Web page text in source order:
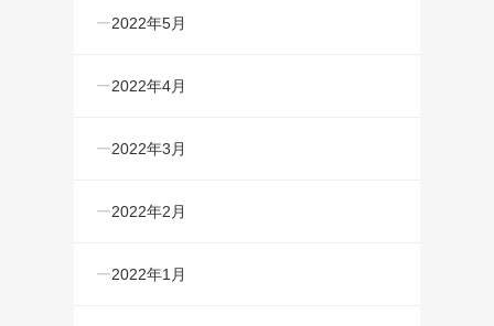
2022年5月
2022年4月
2022年3月
2022年2月
2022年1月